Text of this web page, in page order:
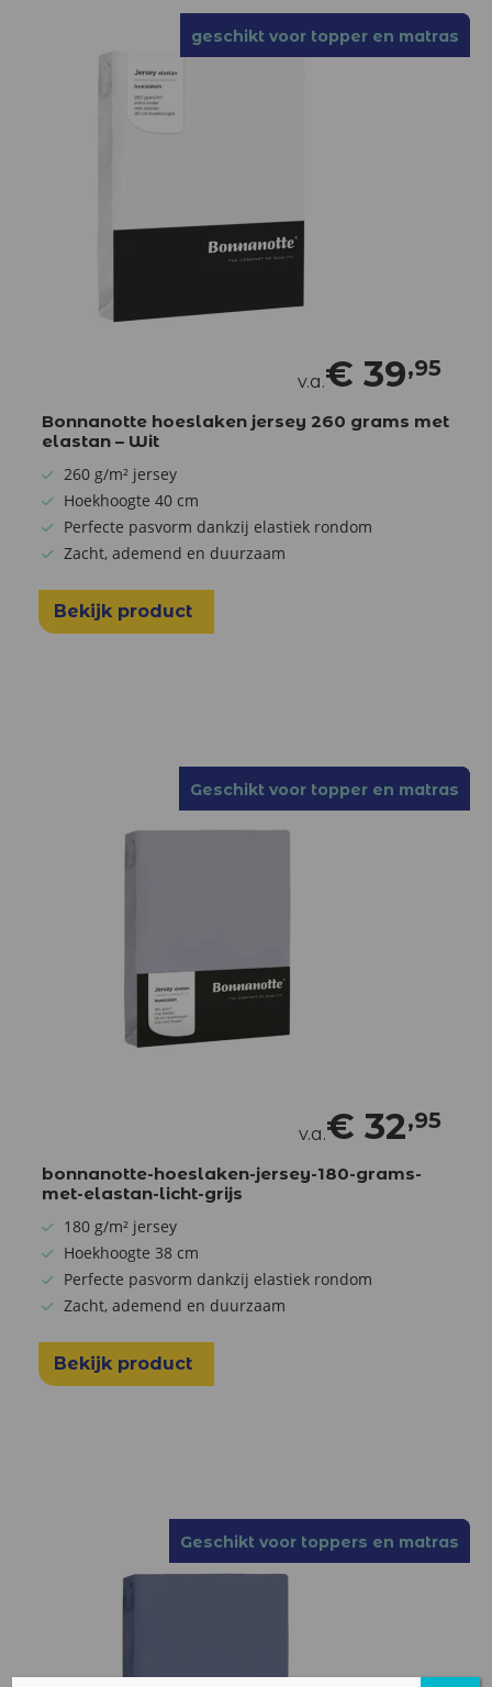
geschikt voor topper en matras
geschikt voor topper en matras
v.a.€ 39,95
Bonnanotte hoeslaken jersey 260 grams met
elastan – Wit
260 g/m² jersey
Hoekhoogte 40 cm
Perfecte pasvorm dankzij elastiek rondom
Zacht, ademend en duurzaam
Bekijk product
Geschikt voor topper en matras
Geschikt voor topper en matras
v.a.€ 32,95
bonnanotte-hoeslaken-jersey-180-grams-
met-elastan-licht-grijs
180 g/m² jersey
Hoekhoogte 38 cm
Perfecte pasvorm dankzij elastiek rondom
Zacht, ademend en duurzaam
Bekijk product
Geschikt voor toppers en matras
Geschikt voor toppers en matras